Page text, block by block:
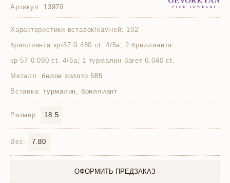
Артикул: 13970
Характеристики вставок/камней: 102
бриллианта кр-57 0.480 ct. 4/5а; 2 бриллианта
кр-57 0.090 ct. 4/6а; 1 турмалин багет 6.040 ct.
Металл: белое золото 585
Вставка: турмалин, бриллиант
Размер: 18.5
Вес: 7.80
ОФОРМИТЬ ПРЕДЗАКАЗ